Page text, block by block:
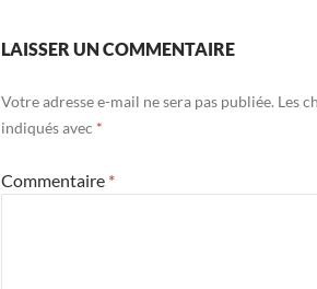
LAISSER UN COMMENTAIRE
Votre adresse e-mail ne sera pas publiée. Les
indiqués avec *
Commentaire *